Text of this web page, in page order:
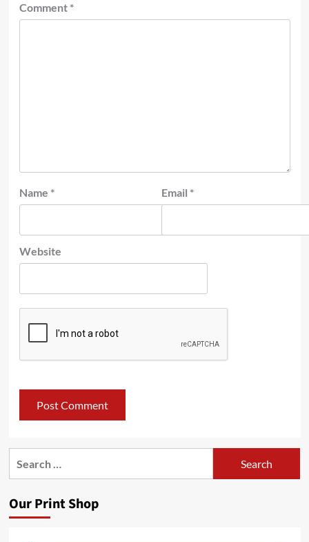
Comment *
Name * Email *
Website
Our Print Shop